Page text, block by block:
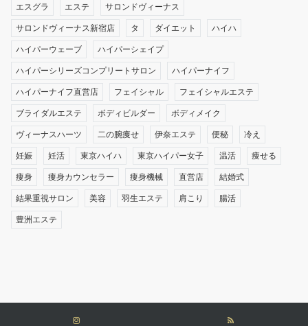
エスグラ エステ サロンドヴィーナス
サロンドヴィーナス新宿店 タ ダイエット ハイハ
ハイパーウェーブ ハイパーシェイプ
ハイパーシリーズコンプリートサロン ハイパーナイフ
ハイパーナイフ直営店 フェイシャル フェイシャルエステ
ブライダルエステ ボディビルダー ボディメイク
ヴィーナスハーツ 二の腕痩せ 伊奈エステ 便秘 冷え
妊娠 妊活 東京ハイハ 東京ハイパー女子 温活 痩せる
痩身 痩身カウンセラー 痩身機械 直営店 結婚式
結果重視サロン 美容 羽生エステ 肩こり 腸活
豊洲エステ